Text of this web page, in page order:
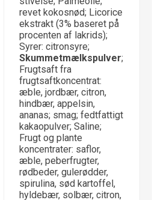
revet kokosnød; Licorice
ekstrakt (3% baseret på
procenten af lakrids);
Syrer: citronsyre;
Skummetmælkspulver;
Frugtsaft fra
frugtsaftkoncentrat:
æble, jordbær, citron,
hindbær, appelsin,
ananas; smag; fedtfattigt
kakaopulver; Saline;
Frugt og plante
koncentrater: saflor,
æble, peberfrugter,
rødbeder, gulerødder,
spirulina, sød kartoffel,
hyldebær, solbær, citron,